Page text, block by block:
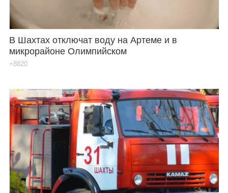
В Шахтах отключат воду на Артеме и в
микрорайоне Олимпийском
+8820